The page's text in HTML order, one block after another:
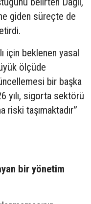
giden süreçte de
için beklenen yasal
ölçüde
bir başka
yılı, sigorta sektörü
riski taşımaktadır”
bir yönetim